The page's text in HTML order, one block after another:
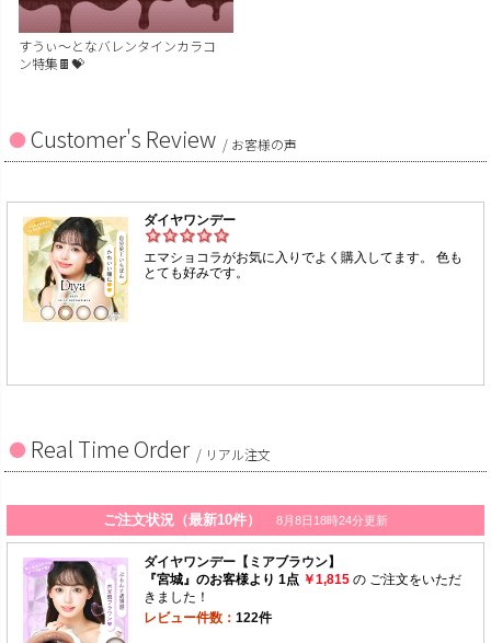
すうぃ～となバレンタインカラコ
ン特集🍫💝
Customer's Review / お客様の声
Real Time Order / リアル注文